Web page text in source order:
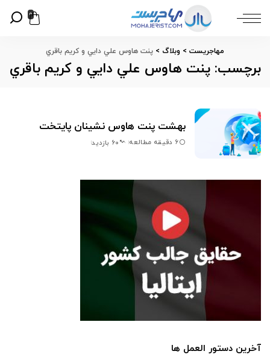
0
مهاجریست > وبلاگ > پنت هاوس علي دايي و كريم باقري
برچسب:پنت هاوس علي دايي و كريم باقري
بهشت پنت هاوس نشينان پايتخت
6 دقیقه مطالعه 60 بازدید
آخرین دستور العمل ها